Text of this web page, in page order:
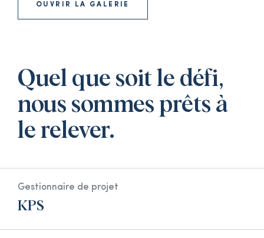
OUVRIR LA GALERIE
Quel que soit le défi,
nous sommes prêts à
le relever.
Gestionnaire de projet
KPS